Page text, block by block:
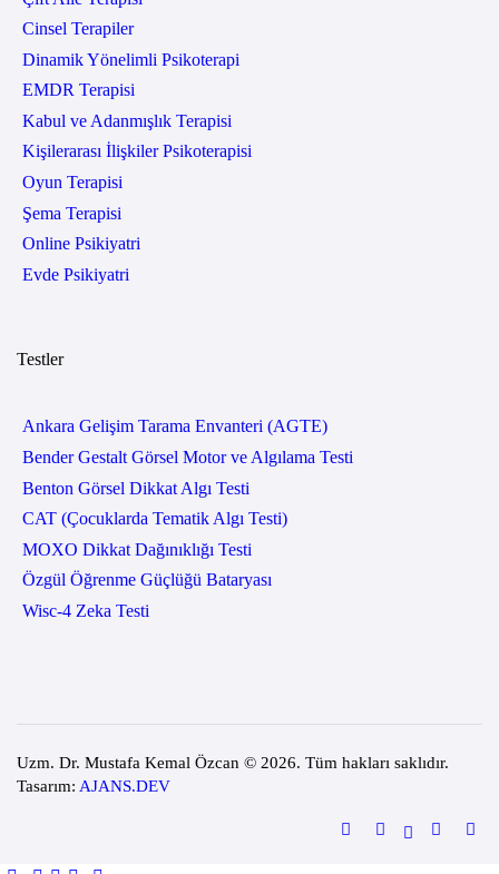
Cinsel Terapiler
Dinamik Yönelimli Psikoterapi
EMDR Terapisi
Kabul ve Adanmışlık Terapisi
Kişilerarası İlişkiler Psikoterapisi
Oyun Terapisi
Şema Terapisi
Online Psikiyatri
Evde Psikiyatri
Testler
Ankara Gelişim Tarama Envanteri (AGTE)
Bender Gestalt Görsel Motor ve Algılama Testi
Benton Görsel Dikkat Algı Testi
CAT (Çocuklarda Tematik Algı Testi)
MOXO Dikkat Dağınıklığı Testi
Özgül Öğrenme Güçlüğü Bataryası
Wisc-4 Zeka Testi
Uzm. Dr. Mustafa Kemal Özcan © 2026. Tüm hakları saklıdır.
Tasarım: AJANS.DEV